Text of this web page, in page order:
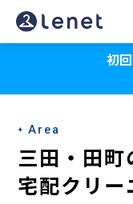
三
田・
町
の
ク
リ
初
Area
三田・田
宅配クリー